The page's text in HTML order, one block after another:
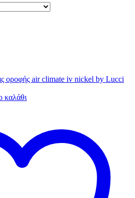
καλάθι